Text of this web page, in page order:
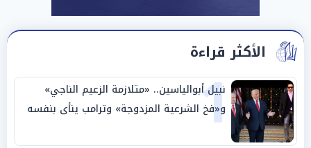
الأكثر قراءة
1
نبيل أبوالياسين.. «متلازمة الزعيم الناجي»
و«فخ الشرعية المزدوجة» وترامب ينأى بنفسه
وحليفه في «ميتم استراتيجي»